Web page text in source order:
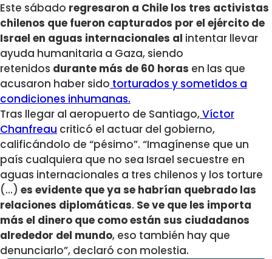
Este sábado regresaron a Chile los tres activistas
chilenos que fueron capturados por el ejército de
Israel en aguas internacionales al intentar llevar
ayuda humanitaria a Gaza, siendo
retenidos durante más de 60 horas en las que
acusaron haber sido torturados y sometidos a
condiciones inhumanas.
Tras llegar al aeropuerto de Santiago,Víctor
Chanfreau criticó el actuar del gobierno,
calificándolo de “pésimo”. “Imagínense que un
país cualquiera que no sea Israel secuestre en
aguas internacionales a tres chilenos y los torture
(…) es evidente que ya se habrían quebrado las
relaciones diplomáticas. Se ve que les importa
más el dinero que como están sus ciudadanos
alrededor del mundo, eso también hay que
denunciarlo”, declaró con molestia.